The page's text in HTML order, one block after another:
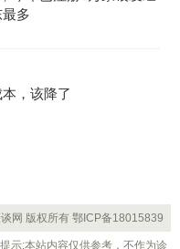
多
，该降了
网 版权所有 鄂ICP备18015839
示:本站内容仅供参考，不作为诊